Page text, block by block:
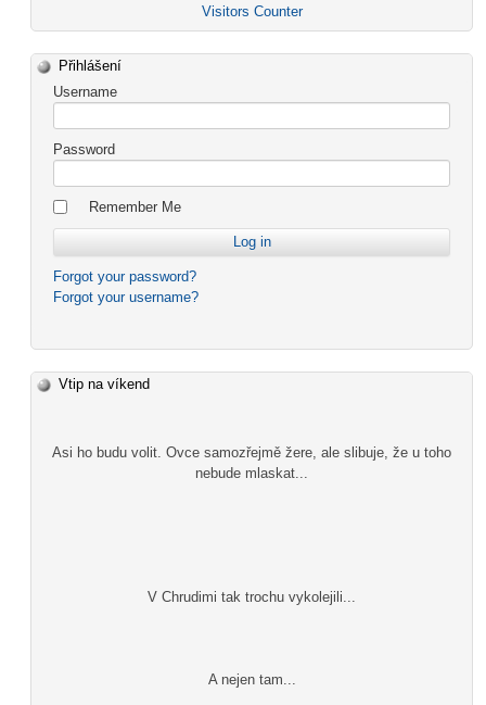
Visitors Counter
Přihlášení
Username
Password
Remember Me
Forgot your password?
Forgot your username?
Vtip na víkend
Asi ho budu volit. Ovce samozřejmě žere, ale slibuje, že u toho
nebude mlaskat...
V Chrudimi tak trochu vykolejili...
A nejen tam...